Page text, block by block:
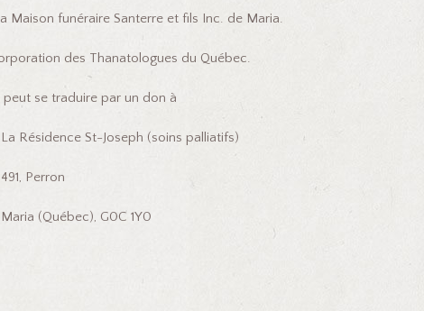
Maison funéraire Santerre et fils Inc. de Maria.
des Thanatologues du Québec.
se traduire par un don à
Joseph (soins palliatifs)
G0C 1Y0